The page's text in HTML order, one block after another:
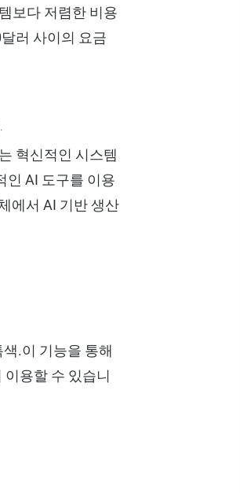
보다 저렴한 비용
러 사이의 요금
혁신적인 시스템
인 AI 도구를 이용
에서 AI 기반 생산
색.이 기능을 통해
용할 수 있습니